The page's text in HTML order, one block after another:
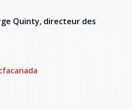
Quinty, directeur des